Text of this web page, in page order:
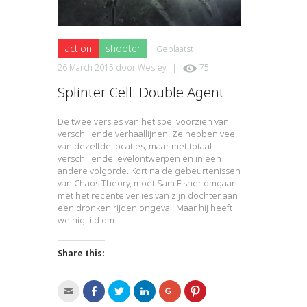
action shooter
Geplaatst
26 March 2015 doorWesley | 75
Splinter Cell: Double Agent
De twee versies van het spel voorzien van
verschillende verhaallijnen. Ze hebben veel
van dezelfde locaties, maar met totaal
verschillende levelontwerpen en in een
andere volgorde. Kort na de gebeurtenissen
van Chaos Theory, moet Sam Fisher omgaan
met het recente verlies van zijn dochter aan
een dronken rijden ongeval. Maar hij heeft
weinig tijd om
Share this:
Click Click
to
Click
to
Click
to
Click
to
Click
to